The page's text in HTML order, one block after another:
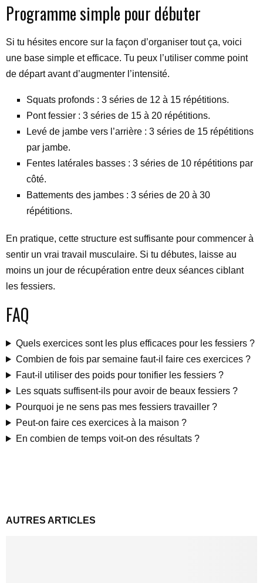
Programme simple pour débuter
Si tu hésites encore sur la façon d’organiser tout ça, voici
une base simple et efficace. Tu peux l’utiliser comme point
de départ avant d’augmenter l’intensité.
Squats profonds : 3 séries de 12 à 15 répétitions.
Pont fessier : 3 séries de 15 à 20 répétitions.
Levé de jambe vers l’arrière : 3 séries de 15 répétitions
par jambe.
Fentes latérales basses : 3 séries de 10 répétitions par
côté.
Battements des jambes : 3 séries de 20 à 30
répétitions.
En pratique, cette structure est suffisante pour commencer à
sentir un vrai travail musculaire. Si tu débutes, laisse au
moins un jour de récupération entre deux séances ciblant
les fessiers.
FAQ
Quels exercices sont les plus efficaces pour les fessiers ?
Combien de fois par semaine faut-il faire ces exercices ?
Faut-il utiliser des poids pour tonifier les fessiers ?
Les squats suffisent-ils pour avoir de beaux fessiers ?
Pourquoi je ne sens pas mes fessiers travailler ?
Peut-on faire ces exercices à la maison ?
En combien de temps voit-on des résultats ?
AUTRES ARTICLES